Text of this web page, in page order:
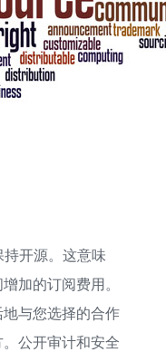
开源。这意味
加的订阅费用。
与您选择的合作
公开审计和安全